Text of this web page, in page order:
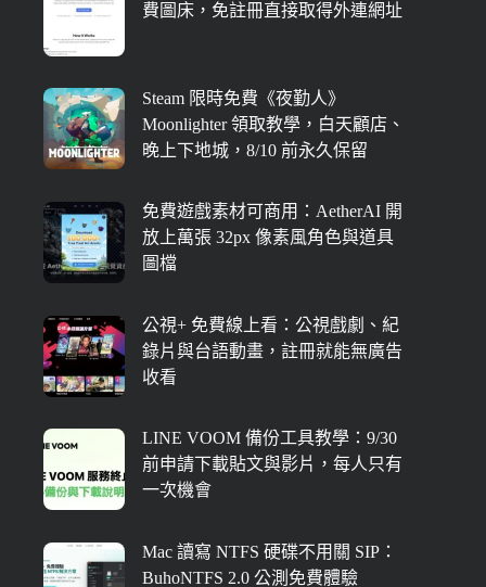
費圖床，免註冊直接取得外連網址
Steam 限時免費《夜勤人》
Moonlighter 領取教學，白天顧店、
晚上下地城，8/10 前永久保留
免費遊戲素材可商用：AetherAI 開
放上萬張 32px 像素風角色與道具
圖檔
公視+ 免費線上看：公視戲劇、紀
錄片與台語動畫，註冊就能無廣告
收看
LINE VOOM 備份工具教學：9/30
前申請下載貼文與影片，每人只有
一次機會
Mac 讀寫 NTFS 硬碟不用關 SIP：
BuhoNTFS 2.0 公測免費體驗